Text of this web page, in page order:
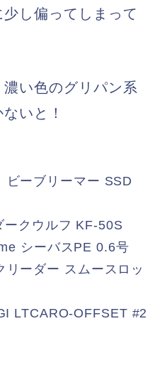
し偏ってしまって
い色のグリパン系
いと！
ビーブリーマー SSD
ークウルフ KF-50S
シーバスPE 0.6号
リーダー スムースロッ
LTCARO-OFFSET #2